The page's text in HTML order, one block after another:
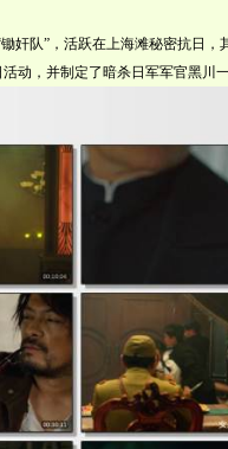
队”，活跃在上海滩秘密抗日，
活动，并制定了暗杀日军军官黑